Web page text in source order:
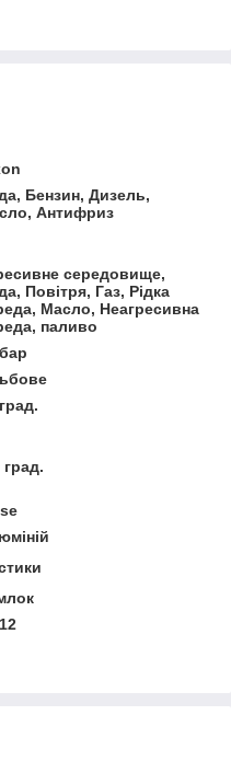
Бензин, Дизель,
Антифриз
середовище,
Повітря, Газ, Рідка
Масло, Неагресивна
паливо
град.